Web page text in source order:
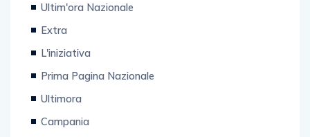
Ultim'ora Nazionale
Extra
L'iniziativa
Prima Pagina Nazionale
Ultimora
Campania